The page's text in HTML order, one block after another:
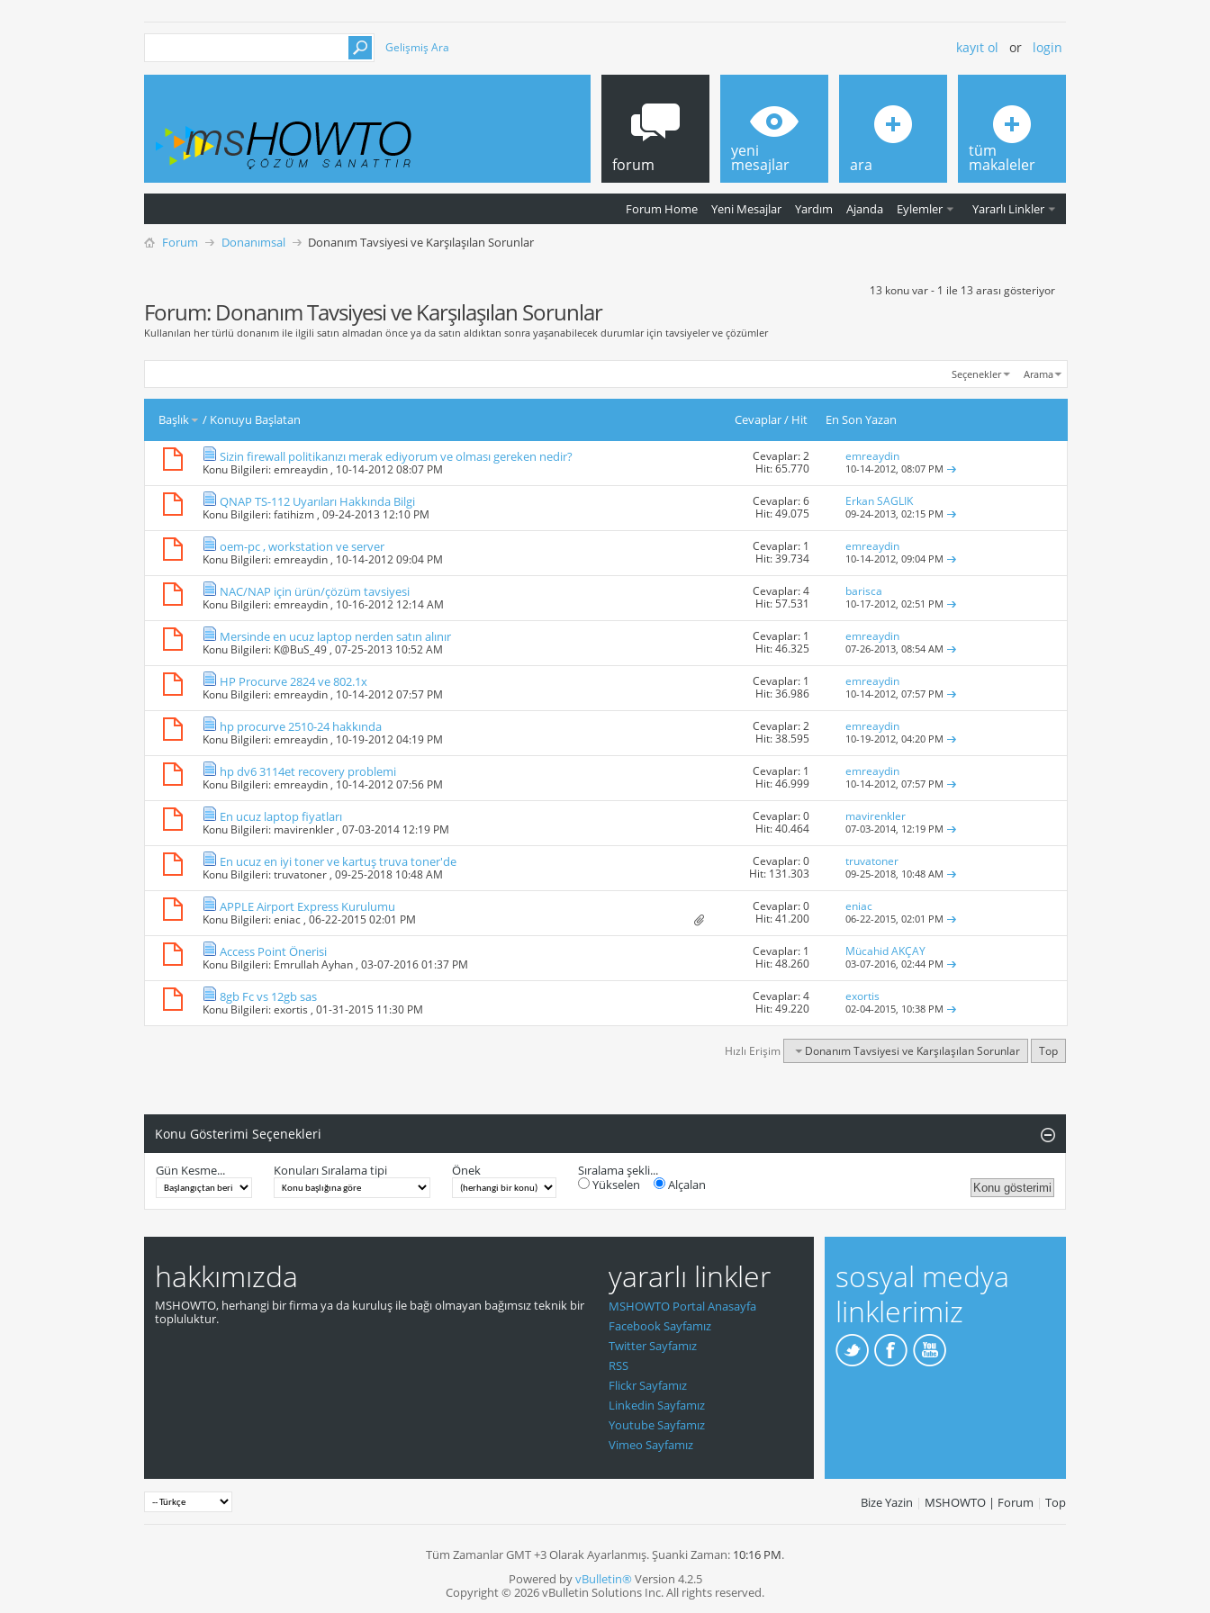
Gelişmiş Ara kayıt ol or login
forum
Forum Home Yeni Mesajlar Yardım Ajanda Eylemler Yararlı Linkler
yeni
mesajlar ara
tüm
makaleler
Forum Donanımsal Donanım Tavsiyesi ve Karşılaşılan Sorunlar
13 konu var - 1 ile 13 arası gösteriyor
Forum: Donanım Tavsiyesi ve Karşılaşılan Sorunlar
Kullanılan her türlü donanım ile ilgili satın almadan önce ya da satın aldıktan sonra yaşanabilecek durumlar için tavsiyeler ve çözümler
Seçenekler Arama
Başlık / Konuyu Başlatan Cevaplar/ Hit En Son Yazan
Sizin firewall politikanızı merak ediyorum ve olması gereken nedir?
Konu Bilgileri:emreaydin , 10-14-2012 08:07 PM
Cevaplar: 2
Hit: 65.770
emreaydin
10-14-2012,08:07 PM
QNAP TS-112 Uyarıları Hakkında Bilgi
Konu Bilgileri:fatihizm , 09-24-2013 12:10 PM
Cevaplar: 6
Hit: 49.075
Erkan SAGLIK
09-24-2013,02:15 PM
oem-pc , workstation ve server
Konu Bilgileri:emreaydin , 10-14-2012 09:04 PM
Cevaplar: 1
Hit: 39.734
emreaydin
10-14-2012,09:04 PM
NAC/NAP için ürün/çözüm tavsiyesi
Konu Bilgileri:emreaydin , 10-16-2012 12:14 AM
Cevaplar: 4
Hit: 57.531
barisca
10-17-2012,02:51 PM
Mersinde en ucuz laptop nerden satın alınır
Konu Bilgileri: K@BuS_49 , 07-25-2013 10:52 AM
Cevaplar: 1
Hit: 46.325
emreaydin
07-26-2013,08:54 AM
HP Procurve 2824 ve 802.1x
Konu Bilgileri:emreaydin , 10-14-2012 07:57 PM
Cevaplar: 1
Hit: 36.986
emreaydin
10-14-2012,07:57 PM
hp procurve 2510-24 hakkında
Konu Bilgileri:emreaydin , 10-19-2012 04:19 PM
Cevaplar: 2
Hit: 38.595
emreaydin
10-19-2012,04:20 PM
hp dv6 3114et recovery problemi
Konu Bilgileri:emreaydin , 10-14-2012 07:56 PM
Cevaplar: 1
Hit: 46.999
emreaydin
10-14-2012,07:57 PM
En ucuz laptop fiyatları
Konu Bilgileri: mavirenkler , 07-03-2014 12:19 PM
Cevaplar: 0
Hit: 40.464
mavirenkler
07-03-2014, 12:19 PM
En ucuz en iyi toner ve kartuş truva toner'de
Konu Bilgileri:truvatoner , 09-25-2018 10:48 AM
Cevaplar: 0
Hit: 131.303
truvatoner
09-25-2018, 10:48 AM
APPLE Airport Express Kurulumu
Konu Bilgileri:eniac , 06-22-2015 02:01 PM
Cevaplar: 0
Hit: 41.200
eniac
06-22-2015,02:01 PM
Access Point Önerisi
Konu Bilgileri: Emrullah Ayhan , 03-07-2016 01:37 PM
Cevaplar: 1
Hit: 48.260
Mücahid AKÇAY
03-07-2016,02:44 PM
8gb Fc vs 12gb sas
Konu Bilgileri:exortis , 01-31-2015 11:30 PM
Cevaplar: 4
Hit: 49.220
exortis
02-04-2015, 10:38 PM
Hızlı Erişim Donanım Tavsiyesi ve Karşılaşılan Sorunlar Top
Konu Gösterimi Seçenekleri
Gün Kesme... Konuları Sıralama tipi Önek
Sıralama şekli...
Yükselen
Alçalan
hakkımızda
MSHOWTO, herhangi bir firma ya da kuruluş ile bağı olmayan bağımsız teknik bir
topluluktur.
yararlı linkler
MSHOWTO Portal Anasayfa
Facebook Sayfamız
Twitter Sayfamız
RSS
Flickr Sayfamız
Linkedin Sayfamız
Youtube Sayfamız
Vimeo Sayfamız
sosyal medya
linklerimiz
Bize Yazin | MSHOWTO | Forum | Top
Tüm Zamanlar GMT +3 Olarak Ayarlanmış. Şuanki Zaman: 10:16 PM.
Powered byvBulletin®Version 4.2.5
Copyright © 2026 vBulletin Solutions Inc. All rights reserved.